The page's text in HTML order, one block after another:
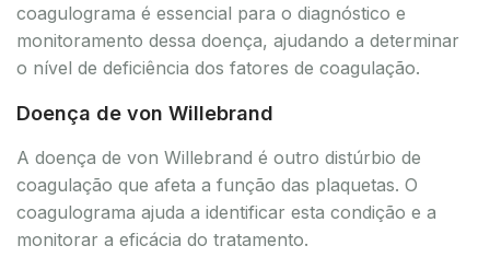
coagulograma é essencial para o diagnóstico e
monitoramento dessa doença, ajudando a determinar
o nível de deficiência dos fatores de coagulação.
Doença de von Willebrand
A doença de von Willebrand é outro distúrbio de
coagulação que afeta a função das plaquetas. O
coagulograma ajuda a identificar esta condição e a
monitorar a eficácia do tratamento.